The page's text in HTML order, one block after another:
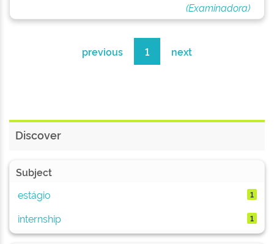
(Examinadora)
previous 1 next
Discover
Subject
estágio
1
internship 1